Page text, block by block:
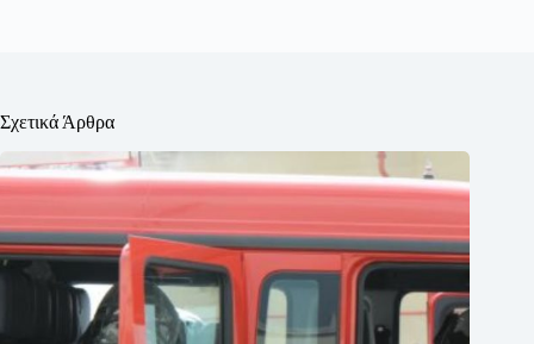
Σχετικά Άρθρα